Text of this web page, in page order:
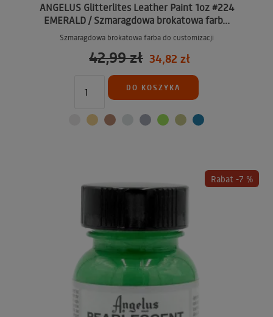
ANGELUS Glitterlites Leather Paint 1oz #224
EMERALD / Szmaragdowa brokatowa farb...
Szmaragdowa brokatowa farba do customizacji
42,99 zł 34,82 zł
DO KOSZYKA
Rabat -7 %